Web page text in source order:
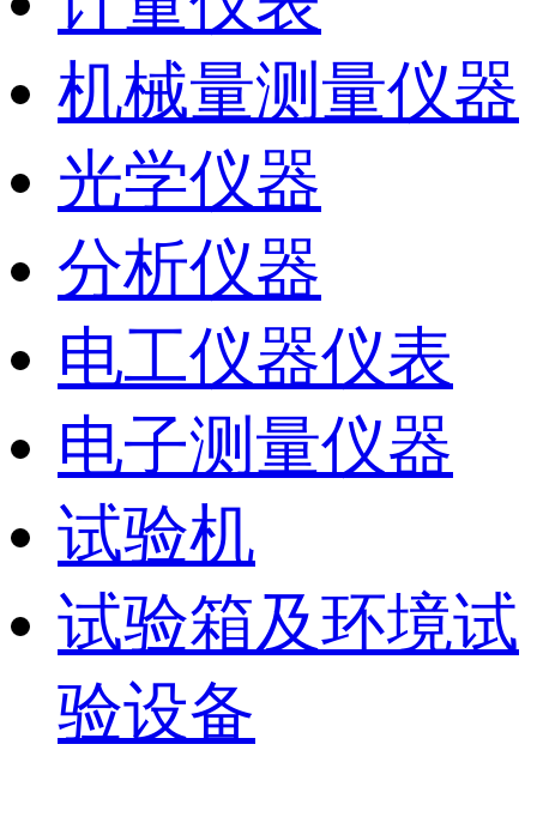
机械量测量仪器
光学仪器
分析仪器
电工仪器仪表
电子测量仪器
试验机
试验箱及环境试
验设备